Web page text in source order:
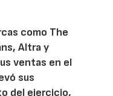
como The
Altra y
ventas en el
sus
del ejercicio,